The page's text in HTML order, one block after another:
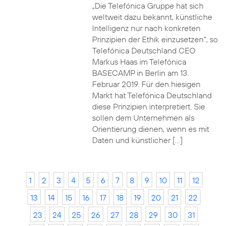
„Die Telefónica Gruppe hat sich
weltweit dazu bekannt, künstliche
Intelligenz nur nach konkreten
Prinzipien der Ethik einzusetzen“, so
Telefónica Deutschland CEO
Markus Haas im Telefónica
BASECAMP in Berlin am 13.
Februar 2019. Für den hiesigen
Markt hat Telefónica Deutschland
diese Prinzipien interpretiert. Sie
sollen dem Unternehmen als
Orientierung dienen, wenn es mit
Daten und künstlicher […]
1 2 3 4 5 6 7 8 9 10 11
12
13
14 15 16 17 18 19 20 21
22
23
24 25 26 27 28 29 30
31